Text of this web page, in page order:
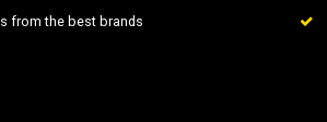
from the best brands